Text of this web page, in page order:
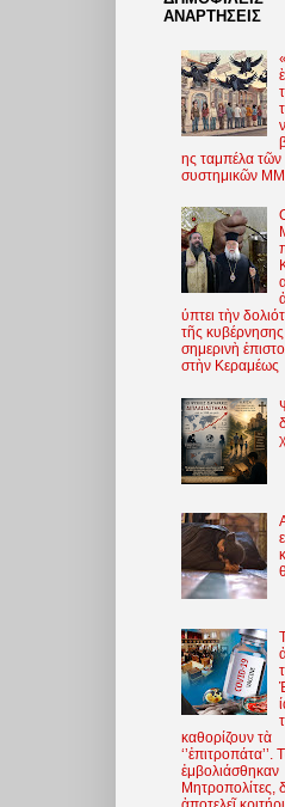
ΑΝΑΡΤΗΣΕΙΣ
ης ταμπέλα τῶν
συστημικῶν
ύπτει τὴν
τῆς
σημερινὴ
στὴν Κεραμέως
καθορίζουν τὰ
‘’ἐπιτροπάτα’’.
ἐμβολιάσθηκαν
Μητροπολίτες,